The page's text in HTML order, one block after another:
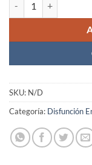
SKU: N/D
Categoría: Disfunción